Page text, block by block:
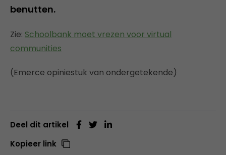
benutten.
Zie: Schoolbank moet vrezen voor virtual
communities
(Emerce opiniestuk van ondergetekende)
Deel dit artikel
Kopieer link